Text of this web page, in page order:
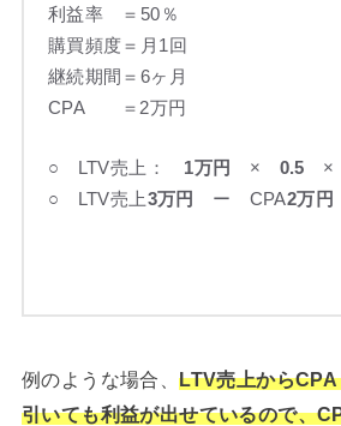
利益率 ＝50％
購買頻度＝月1回
継続期間＝6ヶ月
CPA ＝2万円
○ LTV売上： 1万円 × 0.5
○ LTV売上3万円 ー CPA2万円
例のような場合、LTV売上から
引いても利益が出せているので、